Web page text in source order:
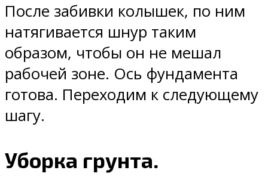
После забивки колышек, по ним
натягивается шнур таким
образом, чтобы он не мешал
рабочей зоне. Ось фундамента
готова. Переходим к следующему
шагу.
Уборка грунта.